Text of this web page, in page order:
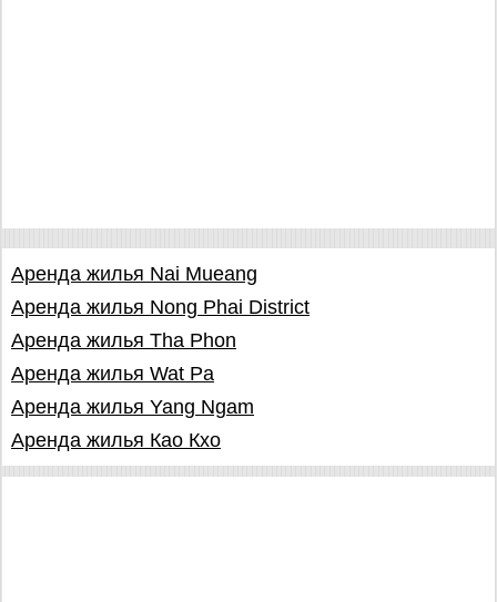
Аренда жилья Nai Mueang
Аренда жилья Nong Phai District
Аренда жилья Tha Phon
Аренда жилья Wat Pa
Аренда жилья Yang Ngam
Аренда жилья Као Кхо